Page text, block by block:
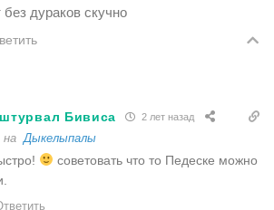
дураков скучно
Бивиса 2 лет назад
Дыкелыпалы
советовать что то Педеске можно